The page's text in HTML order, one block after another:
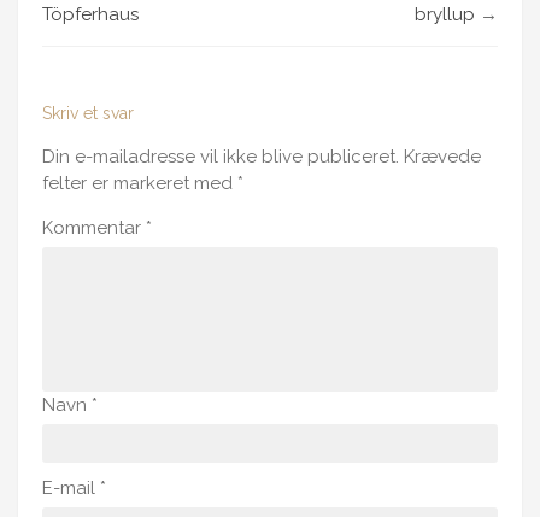
Töpferhaus
bryllup →
Skriv et svar
Din e-mailadresse vil ikke blive publiceret. Krævede
felter er markeret med *
Kommentar *
Navn *
E-mail *